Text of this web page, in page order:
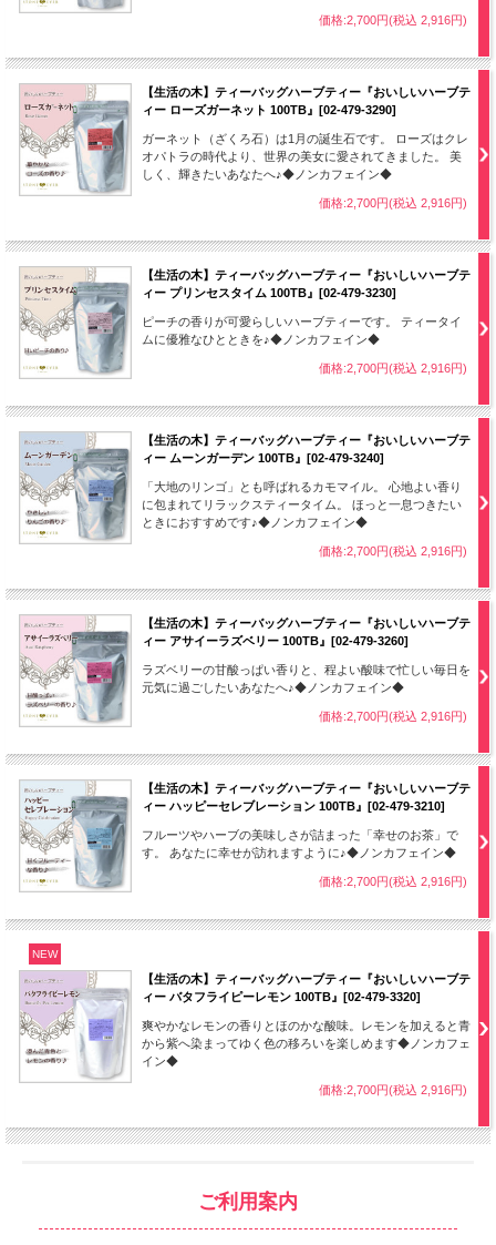
価格:2,700円(税込 2,916円)
【生活の木】ティーバッグハーブティー『おいしいハーブテ
ィー ローズガーネット 100TB』[02-479-3290]
ガーネット（ざくろ石）は1月の誕生石です。 ローズはクレ
オパトラの時代より、世界の美女に愛されてきました。 美
しく、輝きたいあなたへ♪◆ノンカフェイン◆
価格:2,700円(税込 2,916円)
【生活の木】ティーバッグハーブティー『おいしいハーブテ
ィー プリンセスタイム 100TB』[02-479-3230]
ピーチの香りが可愛らしいハーブティーです。 ティータイ
ムに優雅なひとときを♪◆ノンカフェイン◆
価格:2,700円(税込 2,916円)
【生活の木】ティーバッグハーブティー『おいしいハーブテ
ィー ムーンガーデン 100TB』[02-479-3240]
「大地のリンゴ」とも呼ばれるカモマイル。 心地よい香り
に包まれてリラックスティータイム。 ほっと一息つきたい
ときにおすすめです♪◆ノンカフェイン◆
価格:2,700円(税込 2,916円)
【生活の木】ティーバッグハーブティー『おいしいハーブテ
ィー アサイーラズベリー 100TB』[02-479-3260]
ラズベリーの甘酸っぱい香りと、程よい酸味で忙しい毎日を
元気に過ごしたいあなたへ♪◆ノンカフェイン◆
価格:2,700円(税込 2,916円)
【生活の木】ティーバッグハーブティー『おいしいハーブテ
ィー ハッピーセレブレーション 100TB』[02-479-3210]
フルーツやハーブの美味しさが詰まった「幸せのお茶」で
す。 あなたに幸せが訪れますように♪◆ノンカフェイン◆
価格:2,700円(税込 2,916円)
NEW
【生活の木】ティーバッグハーブティー『おいしいハーブテ
ィー バタフライピーレモン 100TB』[02-479-3320]
爽やかなレモンの香りとほのかな酸味。レモンを加えると青
から紫へ染まってゆく色の移ろいを楽しめます◆ノンカフェ
イン◆
価格:2,700円(税込 2,916円)
ご利用案内